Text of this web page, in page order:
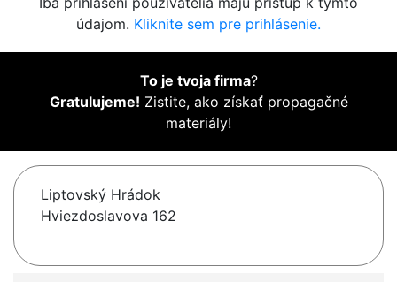
údajom. Kliknite sem pre prihlásenie.
To je tvoja firma?
Gratulujeme! Zistite, ako získať propagačné
materiály!
Liptovský Hrádok
Hviezdoslavova 162